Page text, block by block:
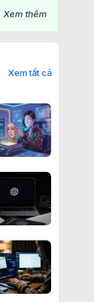
Xem thêm
Xem tất cả